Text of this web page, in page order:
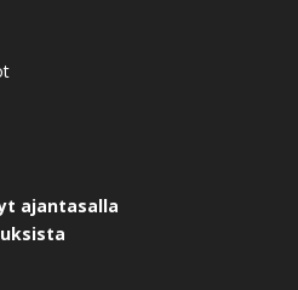
ajantasalla